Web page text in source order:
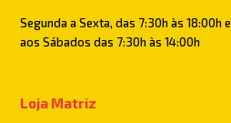
Segunda a Sexta, das 7:30h às 18:00h e
aos Sábados das 7:30h às 14:00h
Loja Matriz